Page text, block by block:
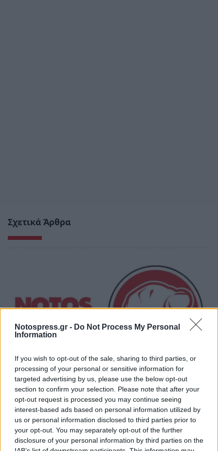
Notospress.gr - Do Not Process My Personal
Information
If you wish to opt-out of the sale, sharing to third parties, or
processing of your personal or sensitive information for
targeted advertising by us, please use the below opt-out
section to confirm your selection. Please note that after your
opt-out request is processed you may continue seeing
interest-based ads based on personal information utilized by
us or personal information disclosed to third parties prior to
your opt-out. You may separately opt-out of the further
disclosure of your personal information by third parties on the
Σχετικά Άρθρα
Κοντά στα ξερά καίγονται και τα χλωρά!
31/07/2026 09:17